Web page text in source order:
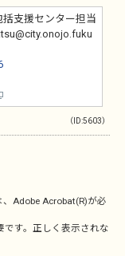
支援センター担当
（ID:5603）
、Adobe Acrobat(R)が必
です。正しく表示されな